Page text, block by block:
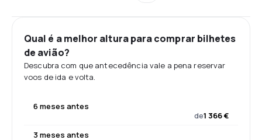
Qual é a melhor altura para comprar bilhetes
de avião?
Descubra com que antecedência vale a pena reservar
voos de ida e volta.
6 meses antes
de1 366 €
3 meses antes